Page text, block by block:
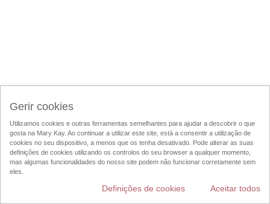
Gerir cookies
Utilizamos cookies e outras ferramentas semelhantes para ajudar a descobrir o que
gosta na Mary Kay. Ao continuar a utilizar este site, está a consentir a utilização de
cookies no seu dispositivo, a menos que os tenha desativado. Pode alterar as suas
definições de cookies utilizando os controlos do seu browser a qualquer momento,
mas algumas funcionalidades do nosso site podem não funcionar corretamente sem
eles.
Aceitar todos
Definições de cookies